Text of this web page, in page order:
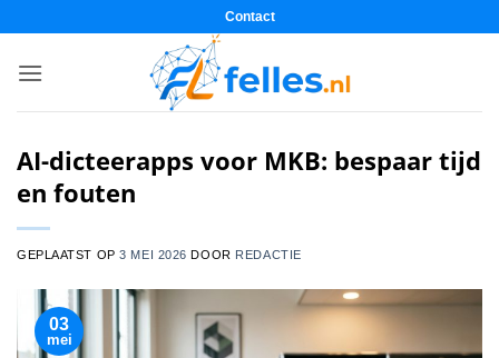
inhoud
Contact
AI-dicteerapps voor MKB: bespaar tijd
en fouten
GEPLAATST OP3 MEI 2026 DOOR REDACTIE
03
mei